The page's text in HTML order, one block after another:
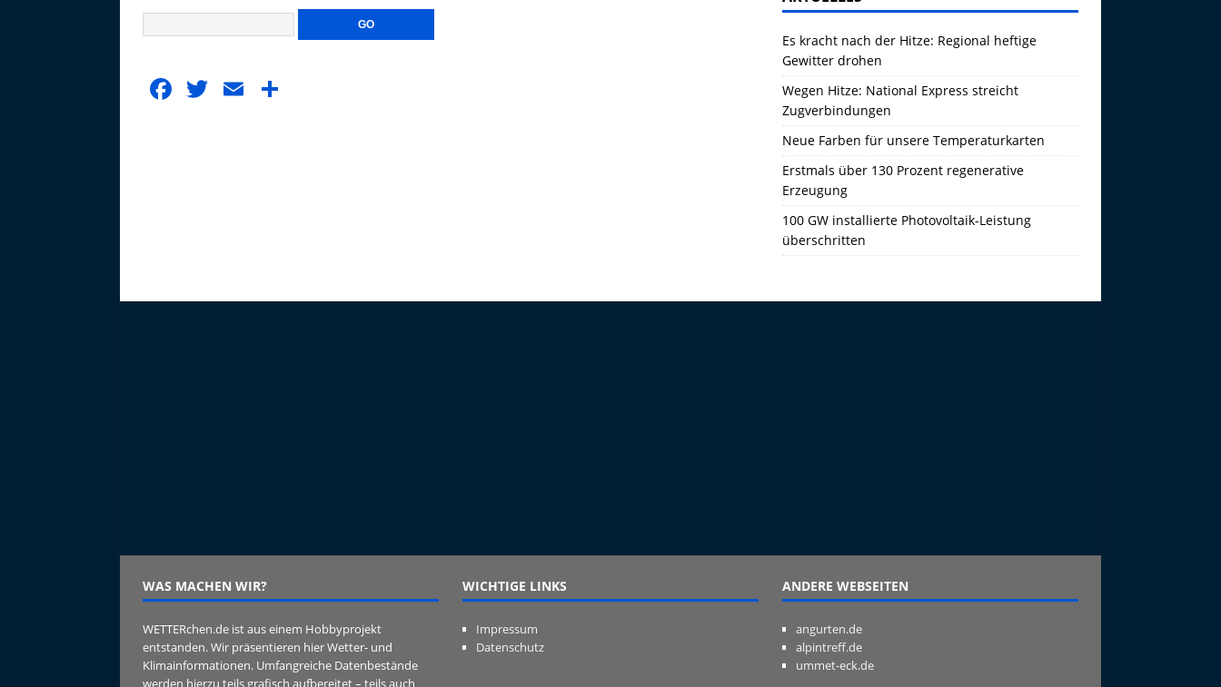
F
k
T E
Es kracht nach der Hitze: Regional heftige
Gewitter drohen
Wegen Hitze: National Express streicht
Zugverbindungen
Neue Farben für unsere Temperaturkarten
Erstmals über 130 Prozent regenerative
Erzeugung
100 GW installierte Photovoltaik-Leistung
überschritten
WAS MACHEN WIR?
WETTERchen.de ist aus einem Hobbyprojekt
entstanden. Wir präsentieren hier Wetter- und
Klimainformationen. Umfangreiche Datenbestände
werden hierzu teils grafisch aufbereitet – teils auch
WICHTIGE LINKS
Impressum
Datenschutz
ANDERE WEBSEITEN
angurten.de
alpintreff.de
ummet-eck.de